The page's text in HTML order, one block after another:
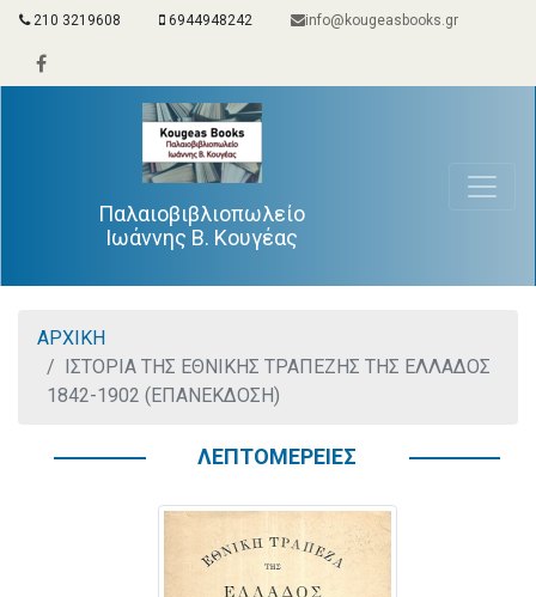
210 3219608 6944948242 info@kougeasbooks.gr
Παλαιοβιβλιοπωλείο
Ιωάννης Β. Κουγέας
ΑΡΧΙΚΗ
ΙΣΤΟΡΙΑ ΤΗΣ ΕΘΝΙΚΗΣ ΤΡΑΠΕΖΗΣ ΤΗΣ ΕΛΛΑΔΟΣ
1842-1902 (ΕΠΑΝΕΚΔΟΣΗ)
ΛΕΠΤΟΜΕΡΕΙΕΣ